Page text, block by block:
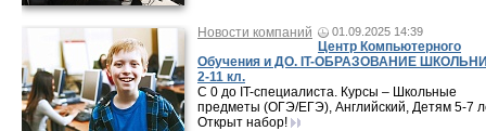
Новости компаний 01.09.2025 14:39
Центр Компьютерного
Обучения и ДО. IT-ОБРАЗОВАНИЕ
2-11 кл.
С 0 до IT-специалиста. Курсы – Школьные
предметы (ОГЭ/ЕГЭ), Английский, Детям 5-7
Открыт набор!